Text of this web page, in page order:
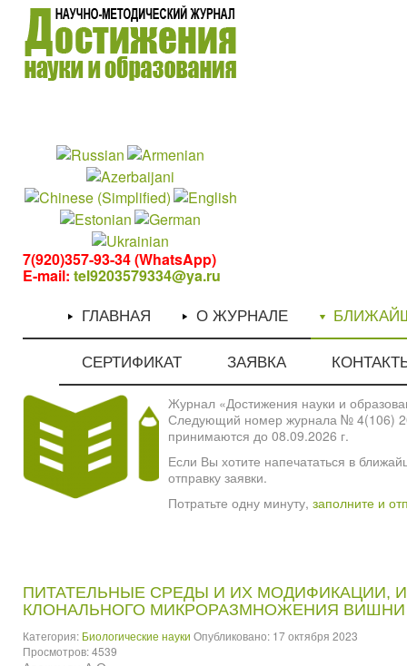
7(920)357-93-34 (WhatsApp)
E-mail: tel9203579334@ya.ru
ГЛАВНАЯ О ЖУРНАЛЕ
СЕРТИФИКАТ ЗАЯВКА
Журнал «Достижения науки и
Следующий номер журнала № 4(106)
принимаются до 08.09.2026 г.
Если Вы хотите напечататься в
отправку заявки.
Потратьте одну минуту, заполните и
ПИТАТЕЛЬНЫЕ СРЕДЫ И ИХ МОДИФИКАЦИИ,
КЛОНАЛЬНОГО МИКРОРАЗМНОЖЕНИЯ
Категория: Биологические науки Опубликовано: 17 октября 2023
Просмотров: 4539